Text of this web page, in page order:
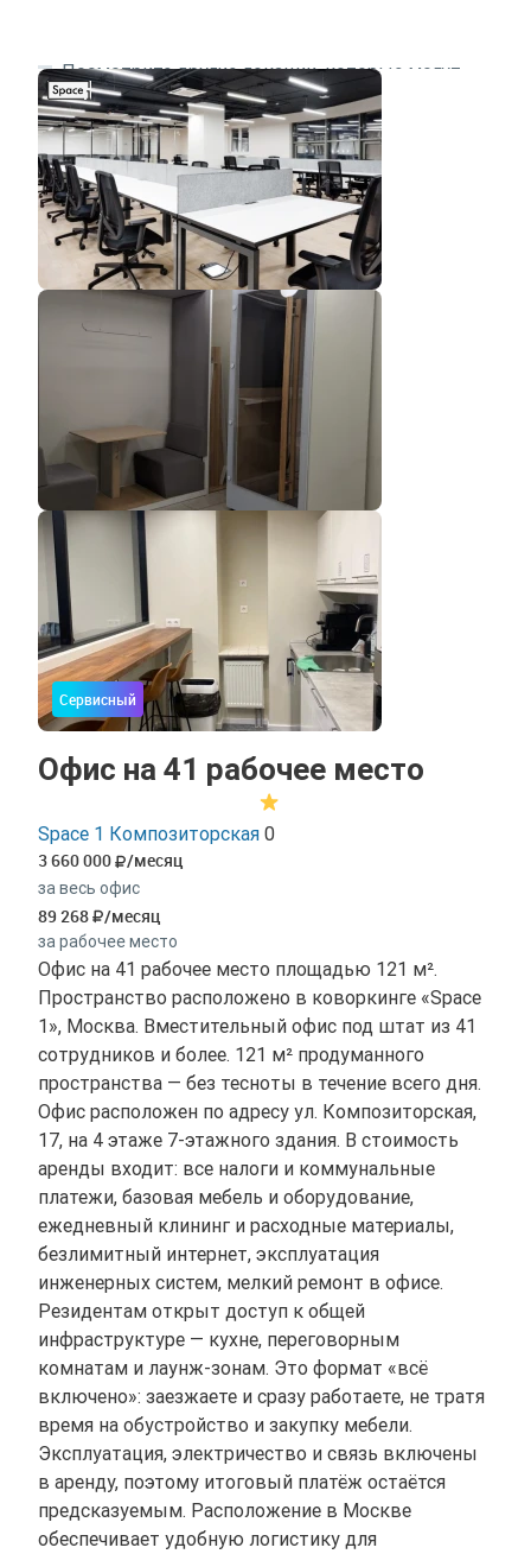
Посмотрите другие локации, которые могут
подходить под ваш запрос
Сервисный
Офис на 41 рабочее место
Space 1 Композиторская 0
3 660 000 /месяц
за весь офис
89 268 /месяц
за рабочее место
Офис на 41 рабочее место площадью 121 м².
Пространство расположено в коворкинге «Space
1», Москва. Вместительный офис под штат из 41
сотрудников и более. 121 м² продуманного
пространства — без тесноты в течение всего дня.
Офис расположен по адресу ул. Композиторская,
17, на 4 этаже 7-этажного здания. В стоимость
аренды входит: все налоги и коммунальные
платежи, базовая мебель и оборудование,
ежедневный клининг и расходные материалы,
безлимитный интернет, эксплуатация
инженерных систем, мелкий ремонт в офисе.
Резидентам открыт доступ к общей
инфраструктуре — кухне, переговорным
комнатам и лаунж-зонам. Это формат «всё
включено»: заезжаете и сразу работаете, не тратя
время на обустройство и закупку мебели.
Эксплуатация, электричество и связь включены
в аренду, поэтому итоговый платёж остаётся
предсказуемым. Расположение в Москве
обеспечивает удобную логистику для